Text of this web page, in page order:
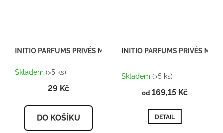
INITIO PARFUMS PRIVÉS Musk Therapy - Inspirace U076 -
Skladem (>5 ks)
29 Kč
DO KOŠÍKU
INITIO PARFUMS PRIVÉS
hodnocení
je
z
5
Skladem (>5 ks)
od 169,15 Kč
DETAIL